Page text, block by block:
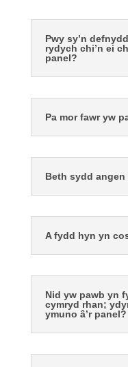
Pwy sy’n
rydych chi’n ei
panel?
Pa mor fawr yw
Beth sydd
A fydd hyn yn
Nid yw pawb yn
cymryd rhan;
ymuno â’r panel?